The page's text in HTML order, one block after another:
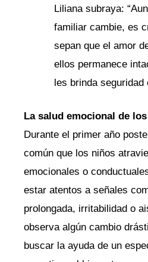
Liliana subraya:
familiar cambie, es
sepan que el amor
ellos permanece
les brinda seguridad
La salud emocional de
Durante el primer año
común que los niños
emocionales o
estar atentos a señales
prolongada, irritabilidad o
observa algún cambio
buscar la ayuda de un